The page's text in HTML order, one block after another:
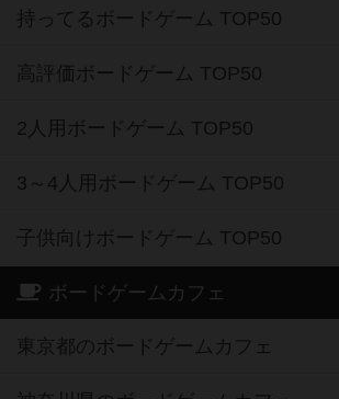
持ってるボードゲーム TOP50
高評価ボードゲーム TOP50
2人用ボードゲーム TOP50
3～4人用ボードゲーム TOP50
子供向けボードゲーム TOP50
ボードゲームカフェ
東京都のボードゲームカフェ